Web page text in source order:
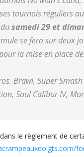
tournois réguliers
samedi 29 et
se fera sur deux
la mise en place
Brawl, Super
Soul Calibur IV,
le règlement de